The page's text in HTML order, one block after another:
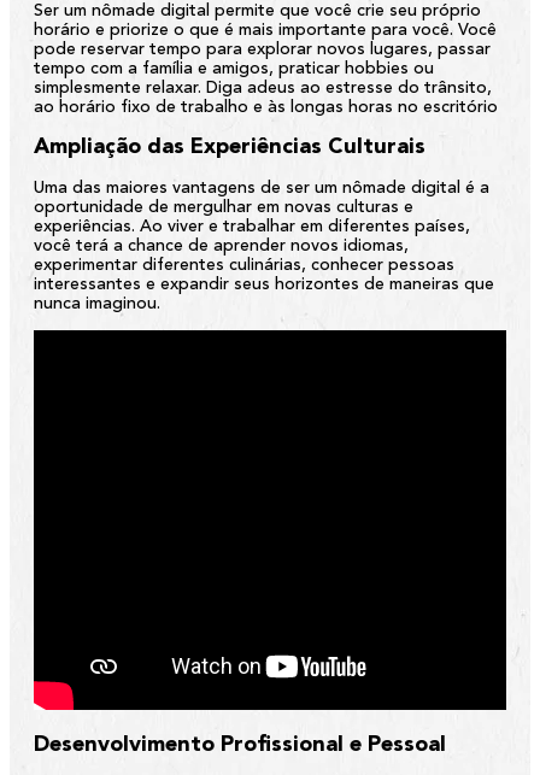
Ser um nômade digital permite que você crie seu próprio
horário e priorize o que é mais importante para você. Você
pode reservar tempo para explorar novos lugares, passar
tempo com a família e amigos, praticar hobbies ou
simplesmente relaxar. Diga adeus ao estresse do trânsito,
ao horário fixo de trabalho e às longas horas no escritório
Ampliação das Experiências Culturais
Uma das maiores vantagens de ser um nômade digital é a
oportunidade de mergulhar em novas culturas e
experiências. Ao viver e trabalhar em diferentes países,
você terá a chance de aprender novos idiomas,
experimentar diferentes culinárias, conhecer pessoas
interessantes e expandir seus horizontes de maneiras que
nunca imaginou.
Desenvolvimento Profissional e Pessoal